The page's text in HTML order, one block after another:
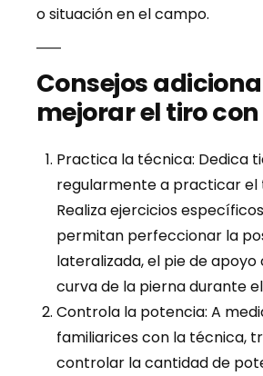
o situación en el campo.
Consejos
mejorar el tiro
Practica la técnica: Dedica
regularmente a practicar el
Realiza ejercicios
permitan perfeccionar la
lateralizada, el pie de
curva de la pierna durante
Controla la potencia: A
familiarices con la técnica,
controlar la cantidad de